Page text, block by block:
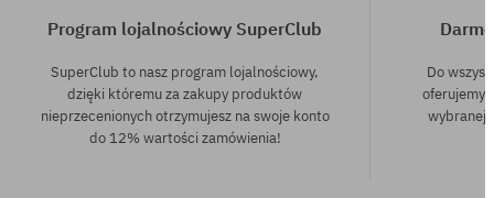
Program lojalnościowy SuperClub
SuperClub to nasz program lojalnościowy,
dzięki któremu za zakupy produktów
nieprzecenionych otrzymujesz na swoje konto
do 12% wartości zamówienia!
Do
oferujemy
wybranej